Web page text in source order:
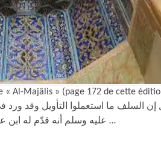
Al-Majâlis » (page 172 de cette
عليه وسلم أنه قدّم له ابن عباس وَضوءه فقال:{ من فعل هذا}, فقال: قلت: أنا يا …